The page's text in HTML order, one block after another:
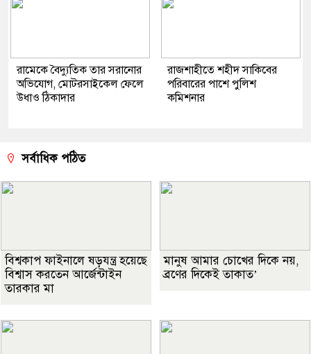
রামেকে বৈদ্যুতিক তার সরানোর
অভিযোগ, মোটরসাইকেল ফেলে
উধাও ঠিকাদার
রাজশাহীতে শহীদ সাকিবের
পরিবারের পাশে পুলিশ
কমিশনার
সর্বাধিক পঠিত
বিশ্বকাপ ফাইনালে ষড়যন্ত্র হয়েছে
বিশ্বাস করতেন আর্জেন্টাইন
তারকার মা
মানুষ আমার চোখের দিকে নয়,
ব্রণের দিকেই তাকাত’